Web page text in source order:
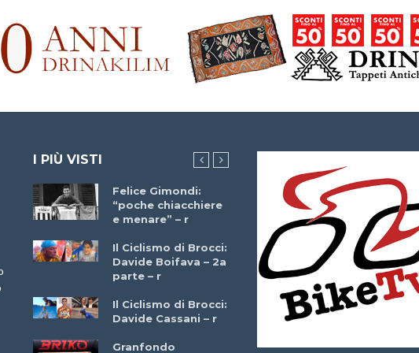
I PIÙ VISTI
–
Felice Gimondi:
“poche chiacchiere
e menare” – r
Il Ciclismo di Brocci:
Davide Boifava – 2a
parte – r
Il Ciclismo di Brocci:
Davide Cassani – r
Granfondo
Brocci Incontra
Giuseppe Martinelli
– r
Che cos’è il
triathlon? Con
Simone Diamantini
– r
Marzo 2025 –